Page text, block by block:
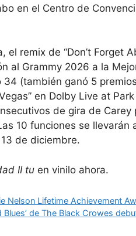
en el Centro de
remix de “Don’t Forget
al Grammy 2026 a la
(también ganó 5
en Dolby Live at
de gira de Carey
10 funciones se llevarán
de diciembre.
II tu en vinilo ahora.
Nelson Lifetime Achievement
Blues’ de The Black Crowes